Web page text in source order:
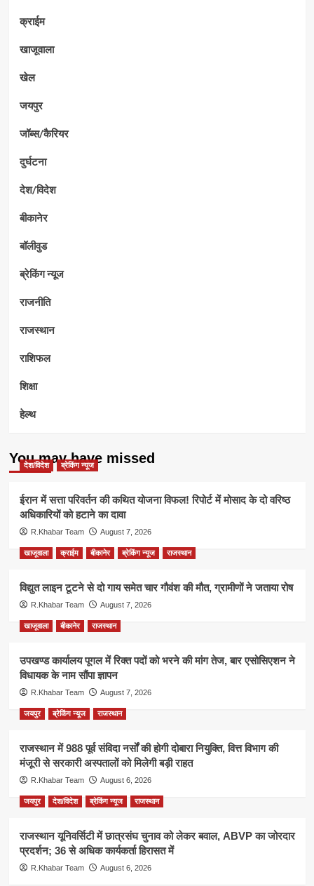
क्राईम
खाजूवाला
खेल
जयपुर
जॉब्स/कैरियर
दुर्घटना
देश/विदेश
बीकानेर
बॉलीवुड
ब्रेकिंग न्यूज
राजनीति
राजस्थान
राशिफल
शिक्षा
हेल्थ
You may have missed
देश/विदेश ब्रेकिंग न्यूज
ईरान में सत्ता परिवर्तन की कथित योजना विफल! रिपोर्ट में मोसाद के दो वरिष्ठ
अधिकारियों को हटाने का दावा
R.Khabar Team August 7, 2026
खाजूवाला क्राईम बीकानेर ब्रेकिंग न्यूज राजस्थान
विद्युत लाइन टूटने से दो गाय समेत चार गौवंश की मौत, ग्रामीणों ने जताया रोष
R.Khabar Team August 7, 2026
खाजूवाला बीकानेर राजस्थान
उपखण्ड कार्यालय पूगल में रिक्त पदों को भरने की मांग तेज, बार एसोसिएशन ने
विधायक के नाम सौंपा ज्ञापन
R.Khabar Team August 7, 2026
जयपुर ब्रेकिंग न्यूज राजस्थान
राजस्थान में 988 पूर्व संविदा नर्सों की होगी दोबारा नियुक्ति, वित्त विभाग की
मंजूरी से सरकारी अस्पतालों को मिलेगी बड़ी राहत
R.Khabar Team August 6, 2026
जयपुर देश/विदेश ब्रेकिंग न्यूज राजस्थान
राजस्थान यूनिवर्सिटी में छात्रसंघ चुनाव को लेकर बवाल, ABVP का जोरदार
प्रदर्शन; 36 से अधिक कार्यकर्ता हिरासत में
R.Khabar Team August 6, 2026